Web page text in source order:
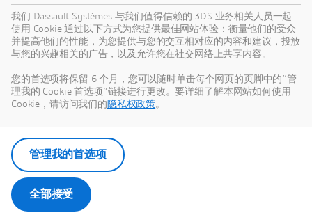
我们 Dassault Systèmes 与我们值得信赖的 3DS 业务相关人员一起
使用 Cookie 通过以下方式为您提供最佳网站体验：衡量他们的受众
并提高他们的性能，为您提供与您的交互相对应的内容和建议，投放
与您的兴趣相关的广告，以及允许您在社交网络上共享内容。
您的首选项将保留 6 个月，您可以随时单击每个网页的页脚中的“管
理我的 Cookie 首选项”链接进行更改。要详细了解本网站如何使用
Cookie，请访问我们的 隐私权政策。
全部接受
管理我的首选项